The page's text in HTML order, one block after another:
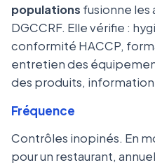
populations fusionne les
DGCCRF. Elle vérifie :
conformité HACCP,
entretien des
des produits,
Fréquence
Contrôles inopinés. En
pour un restaurant,